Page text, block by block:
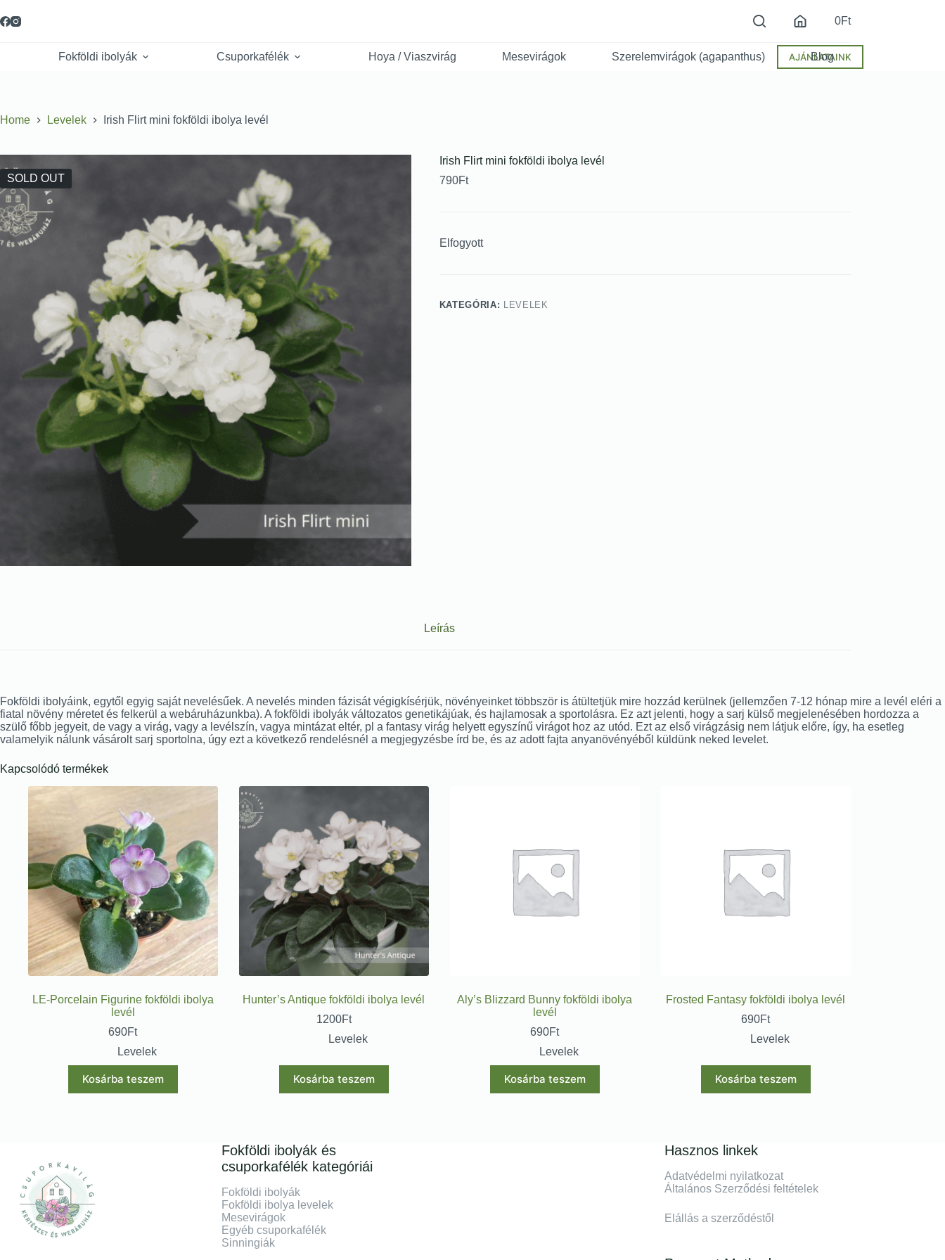
0Ft
Fokföldi ibolyák Csuporkafélék Hoya / Viaszvirág Mesevirágok Szerelemvirágok (agapanthus) Blog
AJÁNLATAINK
Home Levelek Irish Flirt mini fokföldi ibolya levél
SOLD OUT
Irish Flirt mini fokföldi ibolya levél
790Ft
Elfogyott
KATEGÓRIA: LEVELEK
Leírás
Fokföldi ibolyáink, egytől egyig saját nevelésűek. A nevelés minden fázisát végigkísérjük, növényeinket többször is átültetjük mire hozzád kerülnek (jellemzően 7-12 hónap mire a levél eléri a
fiatal növény méretet és felkerül a webáruházunkba). A fokföldi ibolyák változatos genetikájúak, és hajlamosak a sportolásra. Ez azt jelenti, hogy a sarj külső megjelenésében hordozza a
szülő főbb jegyeit, de vagy a virág, vagy a levélszín, vagya mintázat eltér, pl a fantasy virág helyett egyszínű virágot hoz az utód. Ezt az első virágzásig nem látjuk előre, így, ha esetleg
valamelyik nálunk vásárolt sarj sportolna, úgy ezt a következő rendelésnél a megjegyzésbe írd be, és az adott fajta anyanövényéből küldünk neked levelet.
Kapcsolódó termékek
LE-Porcelain Figurine fokföldi ibolya
levél
690Ft
Levelek
Kosárba teszem
Hunter’s Antique fokföldi ibolya levél
1200Ft
Levelek
Kosárba teszem
Aly’s Blizzard Bunny fokföldi ibolya
levél
690Ft
Levelek
Kosárba teszem
Frosted Fantasy fokföldi ibolya levél
690Ft
Levelek
Kosárba teszem
Fokföldi ibolyák és
csuporkafélék kategóriái
Fokföldi ibolyák
Fokföldi ibolya levelek
Mesevirágok
Egyéb csuporkafélék
Sinningiák
Hasznos linkek
Adatvédelmi nyilatkozat
Általános Szerződési feltételek
Elállás a szerződéstől